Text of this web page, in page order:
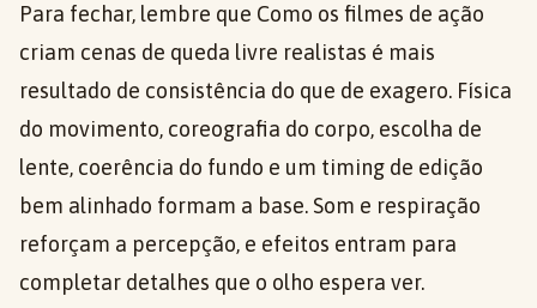
Para fechar, lembre que Como os filmes de ação
criam cenas de queda livre realistas é mais
resultado de consistência do que de exagero. Física
do movimento, coreografia do corpo, escolha de
lente, coerência do fundo e um timing de edição
bem alinhado formam a base. Som e respiração
reforçam a percepção, e efeitos entram para
completar detalhes que o olho espera ver.